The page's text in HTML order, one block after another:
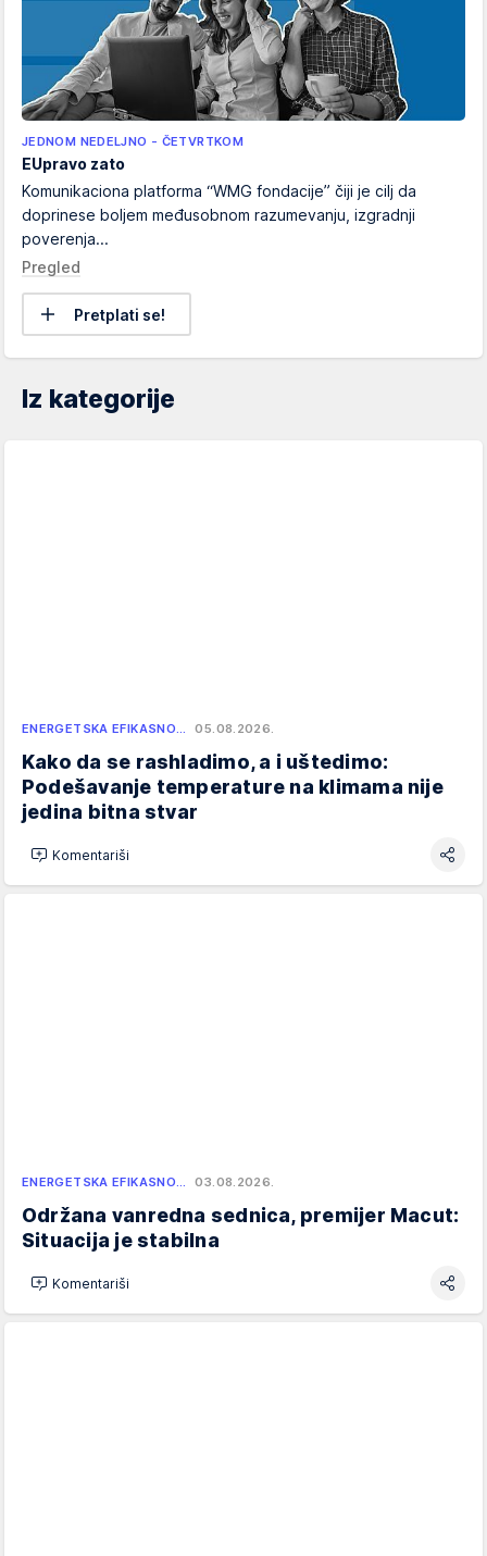
JEDNOM NEDELJNO - ČETVRTKOM
EUpravo zato
Komunikaciona platforma “WMG fondacije” čiji je cilj da
doprinese boljem međusobnom razumevanju, izgradnji
poverenja...
Pregled
Pretplati se!
Iz kategorije
ENERGETSKA EFIKASNO… 05.08.2026.
Kako da se rashladimo, a i uštedimo:
Podešavanje temperature na klimama nije
jedina bitna stvar
Komentariši
ENERGETSKA EFIKASNO… 03.08.2026.
Održana vanredna sednica, premijer Macut:
Situacija je stabilna
Komentariši